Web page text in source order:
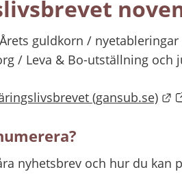
guldkorn /
/ Leva & Bo-utställning och
(gansub.se)
nyhetsbrev och hur du kan